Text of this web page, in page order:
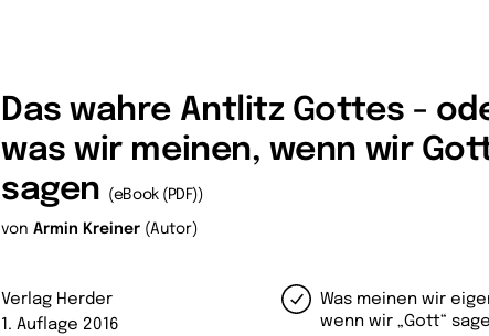
Das wahre Antlitz Gottes -
was wir meinen, wenn wir
sagen
(eBook (PDF))
von Armin Kreiner (Autor)
Was meinen wir
wenn wir „Gott“
Verlag Herder
1. Auflage 2016